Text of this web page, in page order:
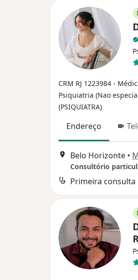
CRM RJ 1223984 -
Psiquiatria (Nao
(PSIQUIATRA)
Endereço
Belo Horizonte •
Consultório
Primeira consulta